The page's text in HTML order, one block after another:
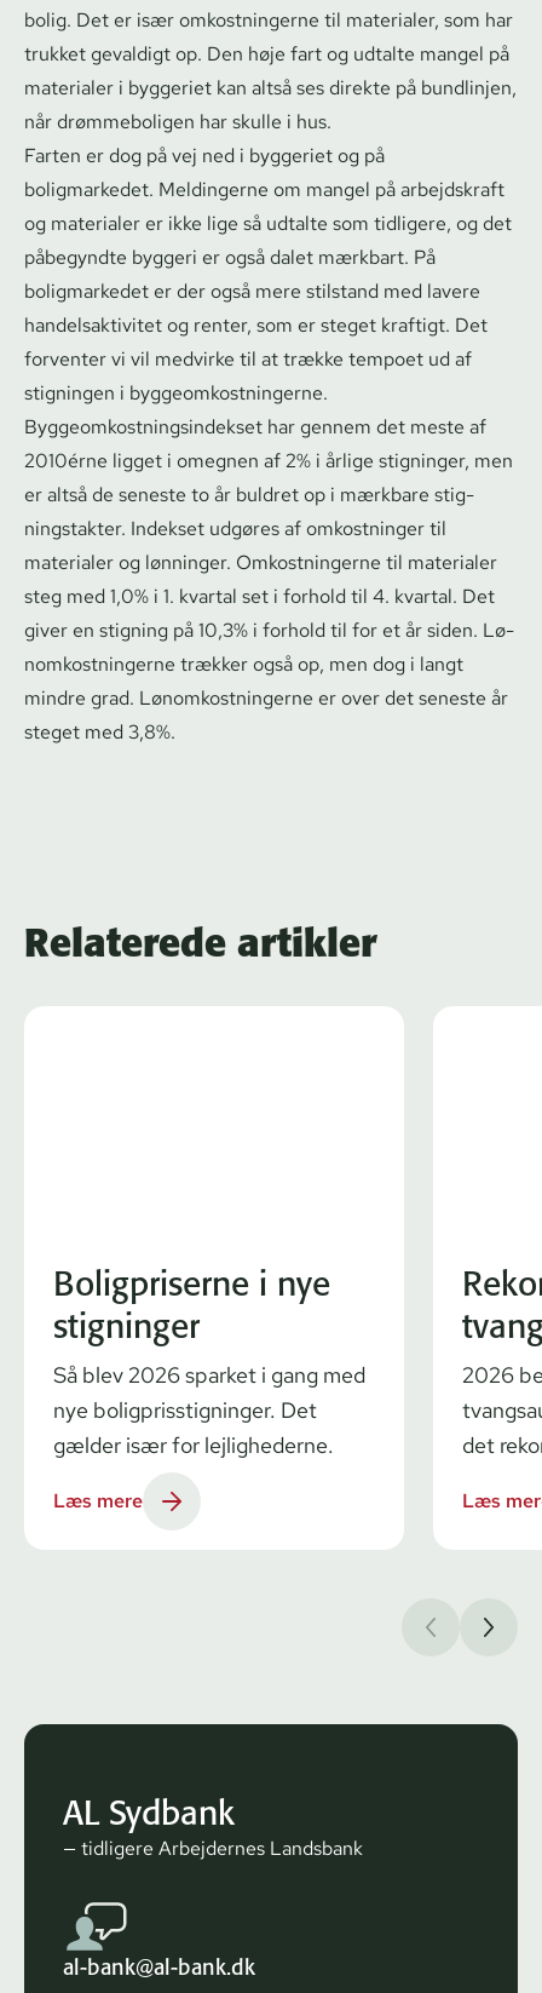
bolig. Det er især omkostningerne til materialer, som har
trukket gevaldigt op. Den høje fart og udtalte mangel på
materialer i byggeriet kan altså ses direkte på bundlinjen,
når drømmeboligen har skulle i hus.
Farten er dog på vej ned i byggeriet og på
boligmarkedet. Meldingerne om mangel på arbejdskraft
og materialer er ikke lige så udtalte som tidligere, og det
påbegyndte byggeri er også dalet mærkbart. På
boligmarkedet er der også mere stilstand med lavere
han­del­sak­ti­vi­tet og renter, som er steget kraftigt. Det
forventer vi vil medvirke til at trække tempoet ud af
stigningen i byg­geom­kost­nin­ger­ne.
Byg­geom­kost­nings­in­dek­set har gennem det meste af
2010´erne ligget i omegnen af 2% i årlige stigninger, men
er altså de seneste to år buldret op i mærkbare stig­
nings­tak­ter. Indekset udgøres af omkostninger til
materialer og lønninger. Omkostningerne til materialer
steg med 1,0% i 1. kvartal set i forhold til 4. kvartal. Det
giver en stigning på 10,3% i forhold til for et år siden. Lø­
nom­kost­nin­ger­ne trækker også op, men dog i langt
mindre grad. Lø­nom­kost­nin­ger­ne er over det seneste år
steget med 3,8%.
Relaterede artikler
Boligpriserne i nye
stigninger
Så blev 2026 sparket i gang med
nye boligprisstigninger. Det
gælder især for lejlighederne.
Læs mere
2026
det
Læs
AL Sydbank
— tidligere Arbejdernes Landsbank
al-bank@al-bank.dk